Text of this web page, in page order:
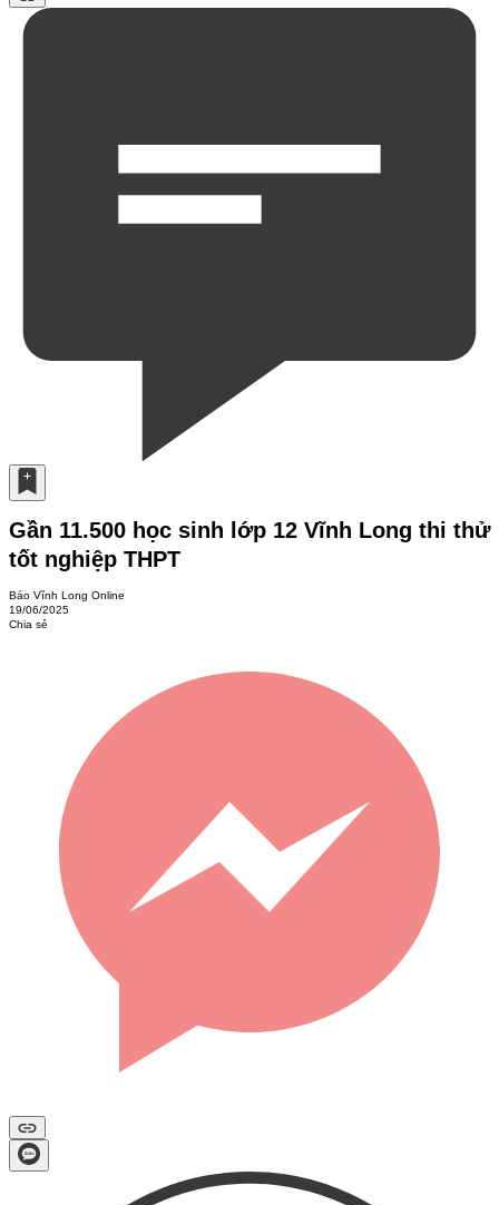
Gần 11.500 học sinh lớp 12 Vĩnh Long thi thử
tốt nghiệp THPT
Báo Vĩnh Long Online
19/06/2025
Chia sẻ